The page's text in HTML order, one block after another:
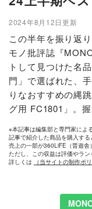
2024年8月12日更新
この半年を振り返
モノ批評誌『
トして見つけた名
門」で選ばれた、
りなおすすめの縄
グ用 FC1801」。
※本記事は編集部と専門家によ
記事で紹介した商品を購入す
売上の一部が360LiFE（晋遊舎
ただし、この収益は評価やラン
詳しくは
（当サイトの制作ポ